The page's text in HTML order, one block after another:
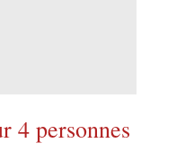
4 personnes